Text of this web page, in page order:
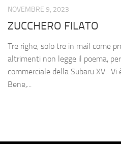
NOVEMBRE 9, 2023
ZUCCHERO FILATO
Tre righe, solo tre in mail come
altrimenti non legge il poema,
commerciale della Subaru XV. Vi
Bene,...